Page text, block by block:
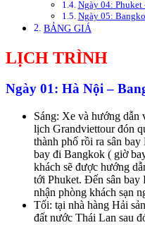
Ngày 04:
Ngày 05:
BẢNG GIÁ
LỊCH TRÌNH
Ngày 01: Hà Nội –
Sáng: Xe và hướng dẫn
lịch Grandviettour đón
thành phố rồi ra sân
bay đi Bangkok ( giờ
khách sẽ được hướng
tới Phuket. Đến sân bay
nhận phòng khách sạn
Tối: tại nhà hàng Hải
đất nước Thái Lan sau